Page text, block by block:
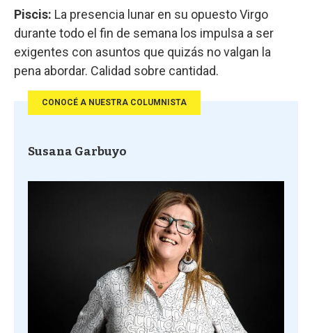
Piscis: La presencia lunar en su opuesto Virgo
durante todo el fin de semana los impulsa a ser
exigentes con asuntos que quizás no valgan la
pena abordar. Calidad sobre cantidad.
CONOCÉ A NUESTRA COLUMNISTA
Susana Garbuyo